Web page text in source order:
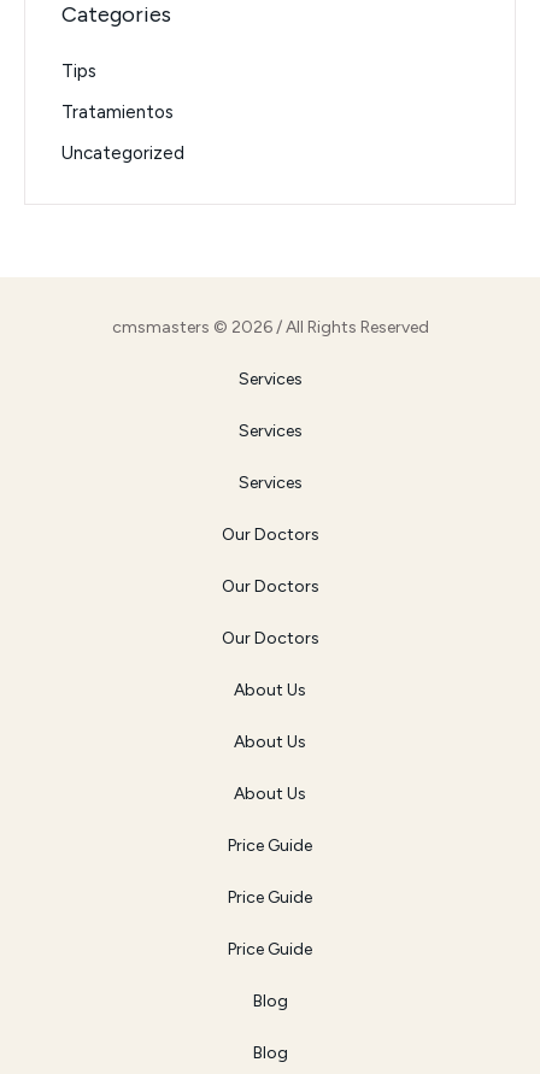
Categories
Tips
Tratamientos
Uncategorized
cmsmasters © 2026 / All Rights Reserved
Services
Services
Services
Our Doctors
Our Doctors
Our Doctors
About Us
About Us
About Us
Price Guide
Price Guide
Price Guide
Blog
Blog